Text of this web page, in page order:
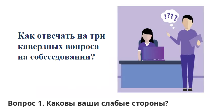
Вопрос 1. Каковы ваши слабые стороны?